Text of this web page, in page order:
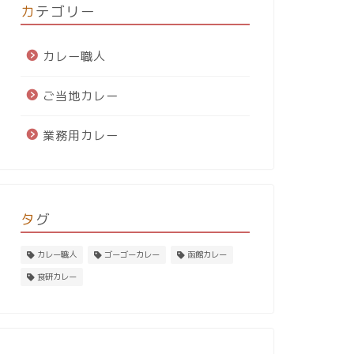
カテゴリー
カレー職人
ご当地カレー
業務用カレー
タグ
カレー職人 ゴーゴーカレー
函館カレー
食研カレー